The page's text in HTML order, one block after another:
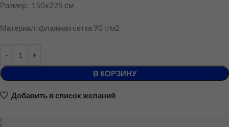
Размер: 150х225 см
Материал: флажная сетка 90 г/м2
В КОРЗИНУ
Добавить в список желаний